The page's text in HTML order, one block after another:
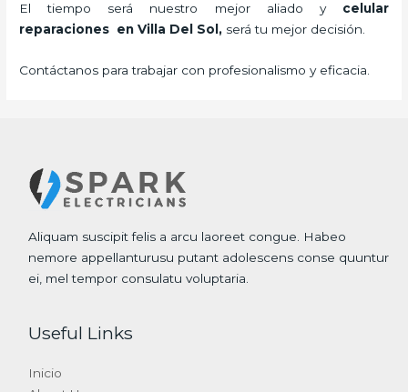
El tiempo será nuestro mejor aliado y celular
reparaciones en Villa Del Sol, será tu mejor decisión.
Contáctanos para trabajar con profesionalismo y eficacia.
Aliquam suscipit felis a arcu laoreet congue. Habeo
nemore appellanturusu putant adolescens conse quuntur
ei, mel tempor consulatu voluptaria.
Useful Links
Inicio